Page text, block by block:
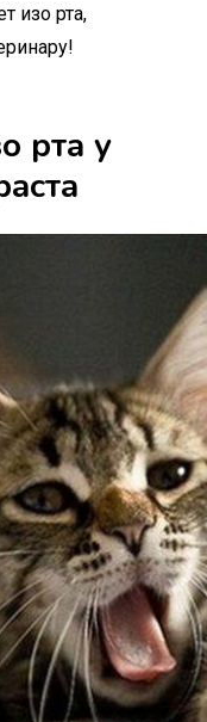
изо рта,
рта у